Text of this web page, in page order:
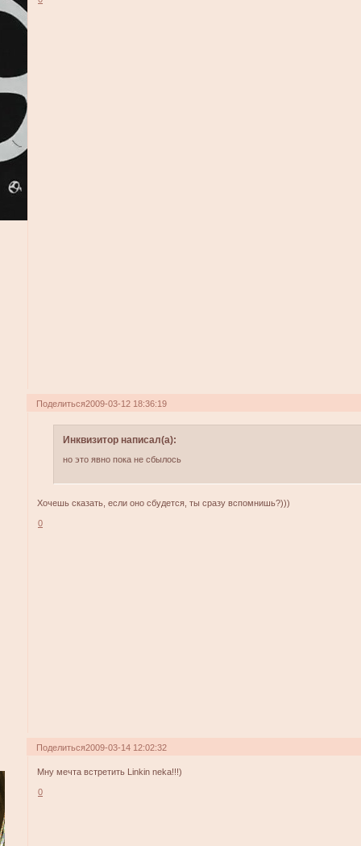
Поделиться2009-03-12 18:36:19
Инквизитор написал(а):
но это явно пока не сбылось
Хочешь сказать, если оно сбудется, ты сразу вспомнишь?)))
0
Поделиться2009-03-14 12:02:32
Мну мечта встретить Linkin neka!!!)
0